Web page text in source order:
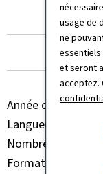
usage de
ne
et seront
Année de parution
Langue(s)
Nombre de pages
Format du